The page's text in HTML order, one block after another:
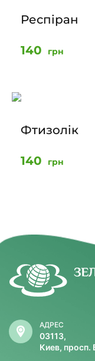
Респіран
140 грн
Фтизолік
140 грн
АДРЕС
03113,
Киев, просп.